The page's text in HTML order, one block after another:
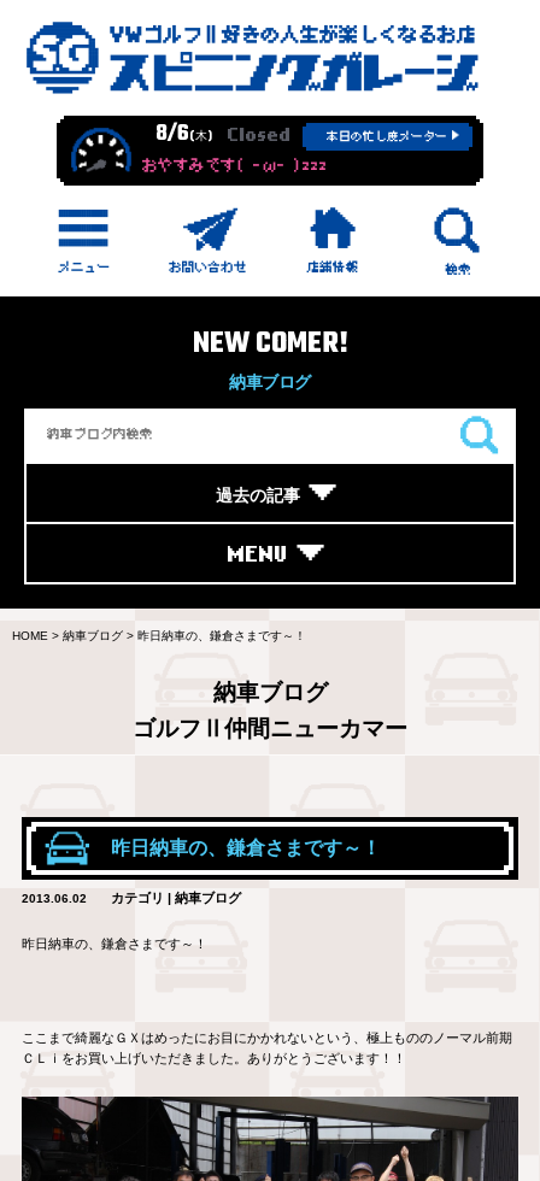
8/6(木) Closed 本日の忙し度メーター
おやすみです( -ω- )zzz
NEW COMER!
納車ブログ
過去の記事
MENU
HOME > 納車ブログ > 昨日納車の、鎌倉さまです～！
納車ブログ
ゴルフⅡ仲間ニューカマー
昨日納車の、鎌倉さまです～！
2013.06.02 カテゴリ | 納車ブログ
昨日納車の、鎌倉さまです～！
ここまで綺麗なＧＸはめったにお目にかかれないという、極上もののノーマル前期
ＣＬｉをお買い上げいただきました。ありがとうございます！！